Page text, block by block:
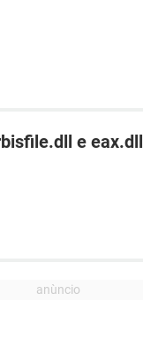
e eax.dll